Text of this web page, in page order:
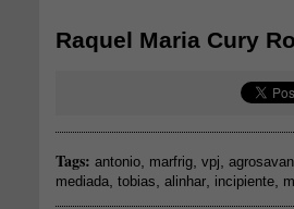
Raquel Maria Cury
Tags: antonio marfrig vpj
mediada tobias alinhar incipiente